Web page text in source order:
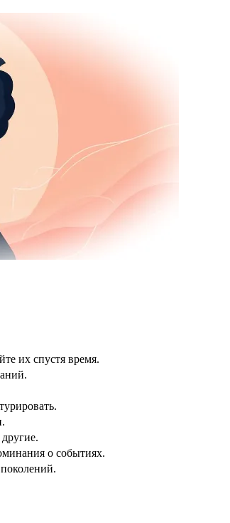
их спустя время.
о событиях.